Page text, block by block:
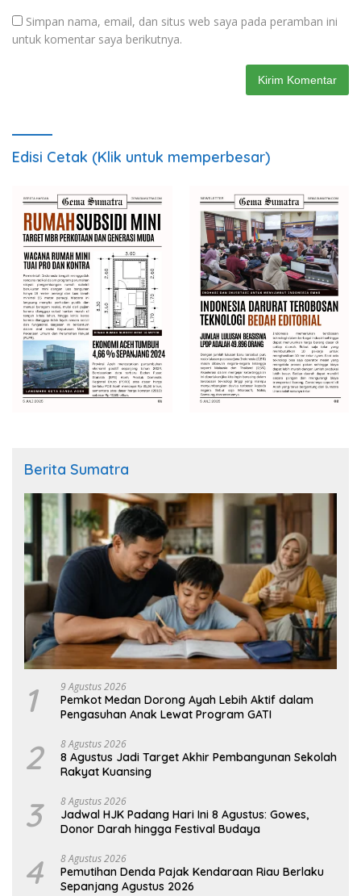
Simpan nama, email, dan situs web saya pada peramban ini
untuk komentar saya berikutnya.
Edisi Cetak (Klik untuk memperbesar)
Berita Sumatra
1 9 Agustus 2026
Pemkot Medan Dorong Ayah Lebih Aktif dalam
Pengasuhan Anak Lewat Program GATI
2 8 Agustus 2026
8 Agustus Jadi Target Akhir Pembangunan Sekolah
Rakyat Kuansing
3 8 Agustus 2026
Jadwal HJK Padang Hari Ini 8 Agustus: Gowes,
Donor Darah hingga Festival Budaya
4 8 Agustus 2026
Pemutihan Denda Pajak Kendaraan Riau Berlaku
Sepanjang Agustus 2026